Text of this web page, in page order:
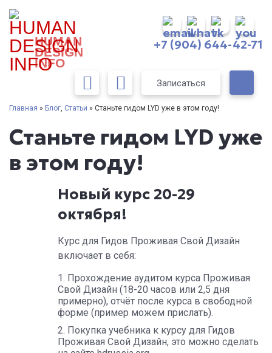
HUMAN
DESIGN
INFO
+7 (904) 644-42-71
Записаться
Главная » Блог, Статьи » Станьте гидом LYD уже в этом году!
Станьте гидом LYD уже
в этом году!
Новый курс 20-29
октября!
Курс для Гидов Проживая Свой Дизайн
включает в себя:
Прохождение аудитом курса Проживая
Свой Дизайн (18-20 часов или 2,5 дня
примерно), отчёт после курса в свободной
форме (пример можем прислать).
Покупка учебника к курсу для Гидов
Проживая Свой Дизайн, это можно сделать